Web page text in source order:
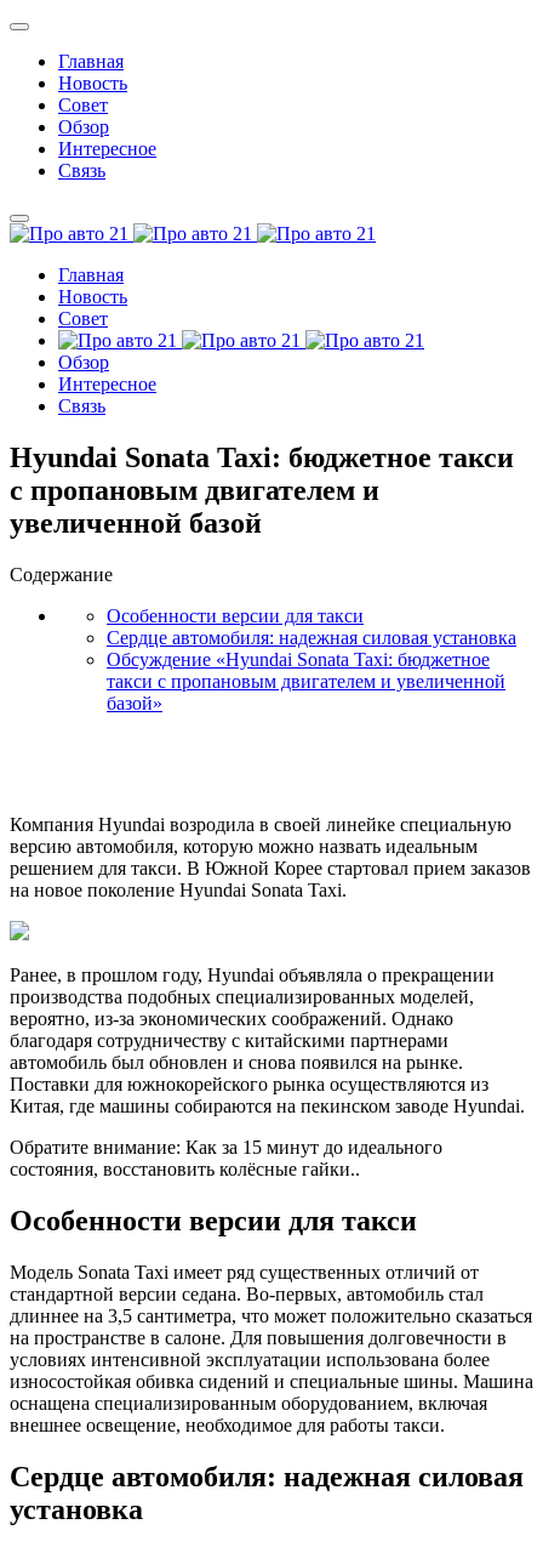
Главная
Новость
Совет
Обзор
Интересное
Связь
Главная
Новость
Совет
Обзор
Интересное
Связь
Hyundai Sonata Taxi: бюджетное такси
с пропановым двигателем и
увеличенной базой
Содержание
Особенности версии для такси
Сердце автомобиля: надежная силовая установка
Обсуждение «Hyundai Sonata Taxi: бюджетное
такси с пропановым двигателем и увеличенной
базой»
Компания Hyundai возродила в своей линейке специальную
версию автомобиля, которую можно назвать идеальным
решением для такси. В Южной Корее стартовал прием заказов
на новое поколение Hyundai Sonata Taxi.
Ранее, в прошлом году, Hyundai объявляла о прекращении
производства подобных специализированных моделей,
вероятно, из-за экономических соображений. Однако
благодаря сотрудничеству с китайскими партнерами
автомобиль был обновлен и снова появился на рынке.
Поставки для южнокорейского рынка осуществляются из
Китая, где машины собираются на пекинском заводе Hyundai.
Обратите внимание: Как за 15 минут до идеального
состояния, восстановить колёсные гайки..
Особенности версии для такси
Модель Sonata Taxi имеет ряд существенных отличий от
стандартной версии седана. Во-первых, автомобиль стал
длиннее на 3,5 сантиметра, что может положительно сказаться
на пространстве в салоне. Для повышения долговечности в
условиях интенсивной эксплуатации использована более
износостойкая обивка сидений и специальные шины. Машина
оснащена специализированным оборудованием, включая
внешнее освещение, необходимое для работы такси.
Сердце автомобиля: надежная силовая
установка